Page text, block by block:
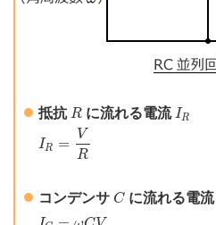
抵抗R
R に流れる電流IR
IR
IR =
V
R
R
コンデンサC
C に流れる電流
IC V